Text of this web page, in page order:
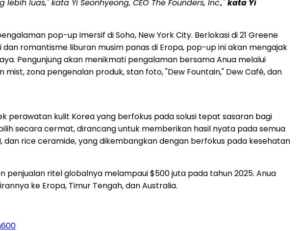
luas," kata Yi Seonhyeong, CEO The Founders, Inc.,"kata Yi
pop-up imersif di Soho, New York City. Berlokasi di 21 Greene
romantisme liburan musim panas di Eropa, pop-up ini akan mengajak
Pengunjung akan menikmati pengalaman bersama Anua melalui
zona pengenalan produk, stan foto, "Dew Fountain," Dew Café, dan
perawatan kulit Korea yang berfokus pada solusi tepat sasaran bagi
secara cermat, dirancang untuk memberikan hasil nyata pada semua
rice ceramide, yang dikembangkan dengan berfokus pada kesehatan
penjualan ritel globalnya melampaui $500 juta pada tahun 2025. Anua
ke Eropa, Timur Tengah, dan Australia.